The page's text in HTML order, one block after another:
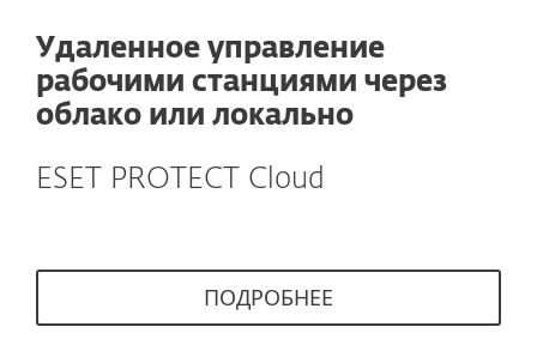
Удаленное управление
рабочими станциями через
облако или локально
ESET PROTECT Cloud
ПОДРОБНЕЕ